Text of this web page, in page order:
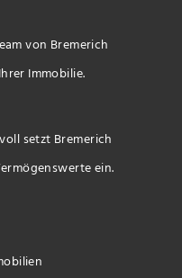
von Bremerich
Immobilie.
setzt Bremerich
ein.